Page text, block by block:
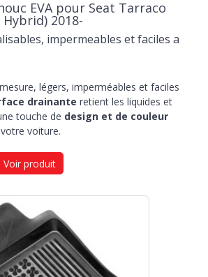
EVA pour Seat Tarraco
2018-
impermeables et faciles a
légers, imperméables et faciles
drainante retient les liquides et
touche de design et de couleur
voiture.
Voir produit